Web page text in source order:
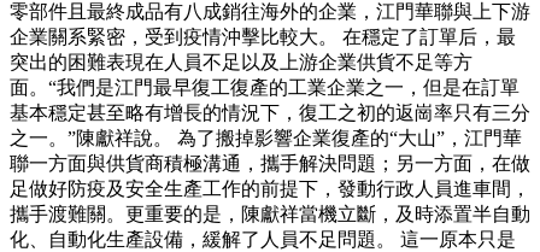
零部件且最終成品有八成銷往海外的企業，江門華聯與上下游
企業關系緊密，受到疫情沖擊比較大。 在穩定了訂單后，最
突出的困難表現在人員不足以及上游企業供貨不足等方
面。“我們是江門最早復工復產的工業企業之一，但是在訂單
基本穩定甚至略有增長的情況下，復工之初的返崗率只有三分
之一。”陳獻祥說。 為了搬掉影響企業復產的“大山”，江門華
聯一方面與供貨商積極溝通，攜手解決問題；另一方面，在做
足做好防疫及安全生產工作的前提下，發動行政人員進車間，
攜手渡難關。更重要的是，陳獻祥當機立斷，及時添置半自動
化、自動化生產設備，緩解了人員不足問題。 這一原本只是